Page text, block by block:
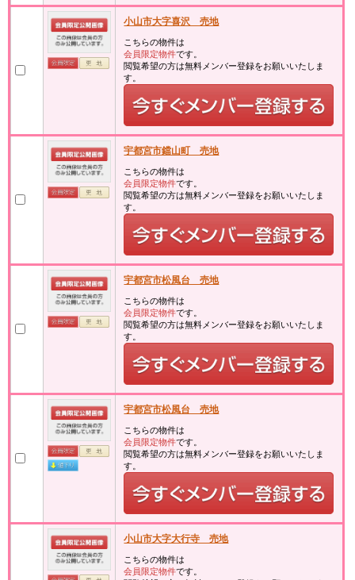
小山市大字喜沢 売地
こちらの物件は
会員限定物件です。
閲覧希望の方は無料メンバー登録をお願いいたしま
す。
宇都宮市鐺山町 売地
こちらの物件は
会員限定物件です。
閲覧希望の方は無料メンバー登録をお願いいたしま
す。
宇都宮市松風台 売地
こちらの物件は
会員限定物件です。
閲覧希望の方は無料メンバー登録をお願いいたしま
す。
宇都宮市松風台 売地
こちらの物件は
会員限定物件です。
閲覧希望の方は無料メンバー登録をお願いいたしま
す。
小山市大字大行寺 売地
こちらの物件は
会員限定物件です。